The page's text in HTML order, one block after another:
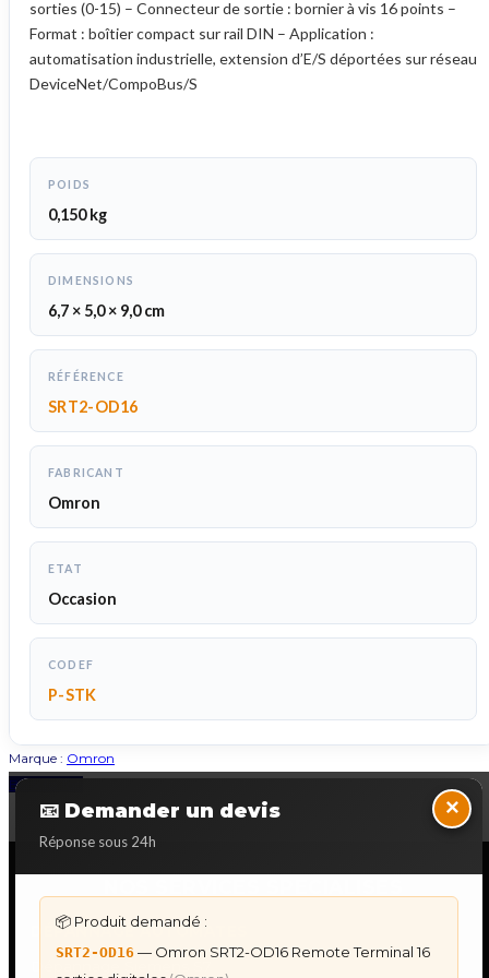
sorties (0-15) – Connecteur de sortie : bornier à vis 16 points –
Format : boîtier compact sur rail DIN – Application :
automatisation industrielle, extension d’E/S déportées sur réseau
DeviceNet/CompoBus/S
POIDS
0,150 kg
DIMENSIONS
6,7 × 5,0 × 9,0 cm
RÉFÉRENCE
SRT2-OD16
FABRICANT
Omron
ETAT
Occasion
CODEF
P-STK
Marque : Omron
📧 Demander un devis
Réponse sous 24h
×
📦 Produit demandé :
SRT2-OD16 — Omron SRT2-OD16 Remote Terminal 16
Back to Top
DÉPANNAGE AUTOMATES